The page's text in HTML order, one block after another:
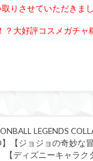
りさせていただきま
？大好評コスメガチャ
LEGENDS
】【ジョジョの奇妙
【ディズニーキャラ